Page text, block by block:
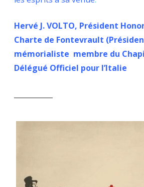
Hervé J. VOLTO, Président
Charte de Fontevrault
mémorialiste membre du
Délégué Officiel pour l’Italie